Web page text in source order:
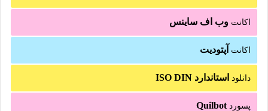
اکانت وب اف ساینس
اکانت آپتودیت
دانلود استاندارد ISO DIN
پسورد Quilbot